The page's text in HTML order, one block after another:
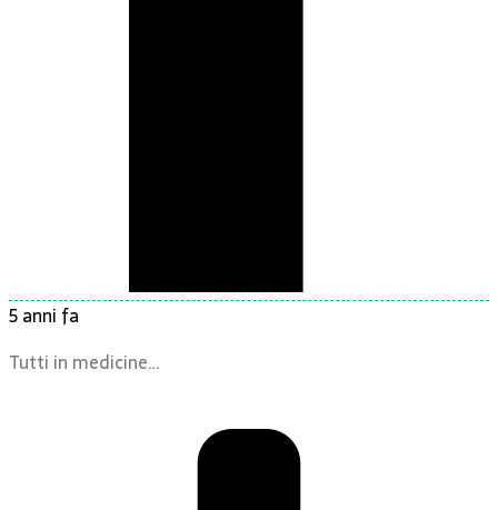
5 anni fa
Tutti in medicine…